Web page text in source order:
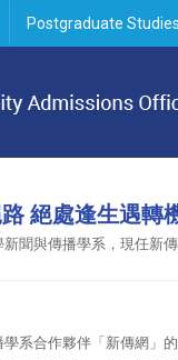
Postgraduate Studies
絕處逢生遇轉
聞與傳播學系，現任新
系合作夥伴「新傳網」